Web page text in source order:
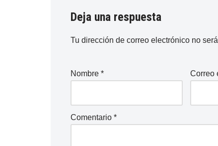
Deja una respuesta
Tu dirección de correo electrónico no
Nombre * Correo
Comentario *